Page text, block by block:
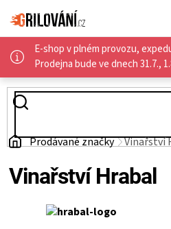
na
obsah
E-shop v plném provozu,
Prodejna bude ve dnech 31.7.,
AKČNÍ
NABÍDKA
Domů
Prodávané značky Vinařství
Vinařství Hrabal